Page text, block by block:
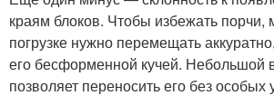
краям блоков. Чтобы избежать порчи,
погрузке нужно перемещать
его бесформенной кучей. Небольшой
позволяет переносить его без особых